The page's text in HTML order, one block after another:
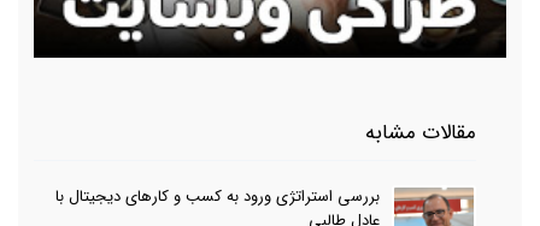
مقالات مشابه
بررسی استراتژی ورود به کسب و کارهای دیجیتال با